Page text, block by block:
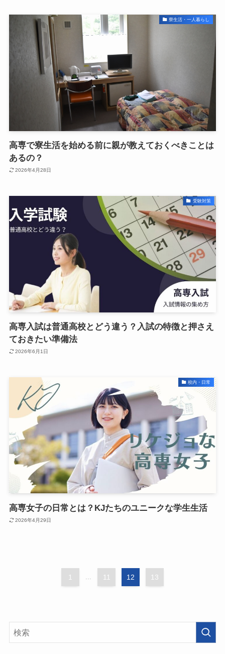
寮生活・一人暮らし
高専で寮生活を始める前に親が教えておくべきことは
あるの？
2026年4月28日
受験対策
高専入試は普通高校とどう違う？入試の特徴と押さえ
ておきたい準備法
2026年6月1日
校内・日常
高専女子の日常とは？KJたちのユニークな学生生活
2026年4月29日
1 ... 11 12 13